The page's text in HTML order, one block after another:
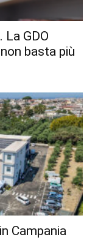
GDO
basta più
Campania